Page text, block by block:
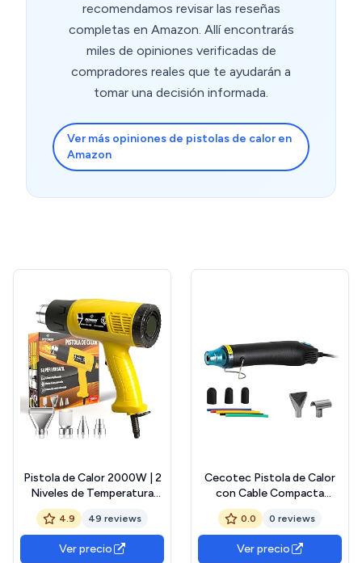
recomendamos revisar las reseñas
completas en Amazon. Allí encontrarás
miles de opiniones verificadas de
compradores reales que te ayudarán a
tomar una decisión informada.
Ver más opiniones de pistolas de calor en
Amazon
Pistola de Calor 2000W | 2
Niveles de Temperatura
400–600 °C | KIT
PREMIUM + 4 Boquillas |
Manual en Español | Pistola
de Aire Caliente para
4.9 49 reviews
Ver precio
Cecotec Pistola de Calor
con Cable Compacta
HellGun 200. 450W,
Alcanza hasta 570ºC,
Temperatura Regulable en 3
Niveles, Incluye 3 Boquillas
0.0 0 reviews
Ver precio